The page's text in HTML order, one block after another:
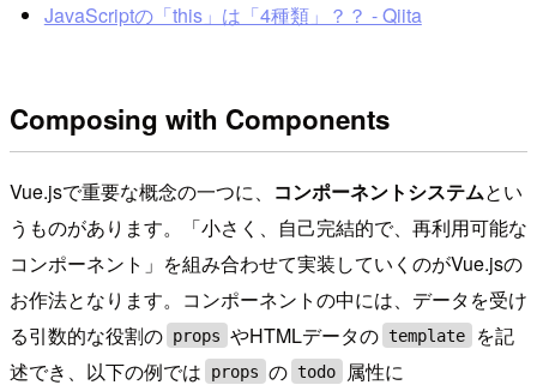
JavaScriptの「this」は「4種類」？？ - Qiita
Composing with Components
Vue.jsで重要な概念の一つに、 コンポーネントシステムとい
うものがあります。「小さく、自己完結的で、再利用可能な
コンポーネント」を組み合わせて実装していくのがVue.jsの
お作法となります。コンポーネントの中には、データを受け
る引数的な役割の props やHTMLデータの template
を記
述でき、以下の例では
props の todo 属性に